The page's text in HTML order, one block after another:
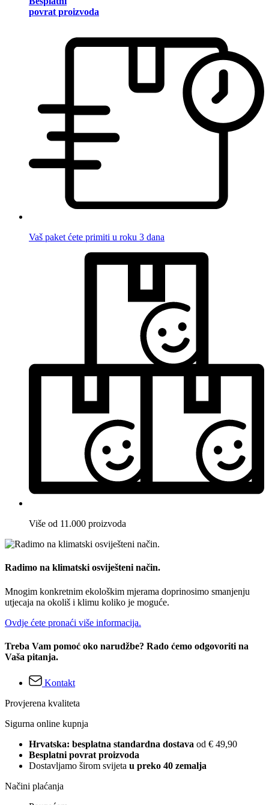
povrat proizvoda
Vaš paket ćete primiti u roku 3 dana
Više od 11.000 proizvoda
Radimo na klimatski osviješteni način.
Mnogim konkretnim ekološkim mjerama doprinosimo smanjenju
utjecaja na okoliš i klimu koliko je moguće.
Ovdje ćete pronaći više informacija.
Treba Vam pomoć oko narudžbe? Rado ćemo odgovoriti na
Vaša pitanja.
Kontakt
Provjerena kvaliteta
Sigurna online kupnja
Hrvatska: besplatna standardna dostava od € 49,90
Besplatni povrat proizvoda
Dostavljamo širom svijeta u preko 40 zemalja
Načini plaćanja